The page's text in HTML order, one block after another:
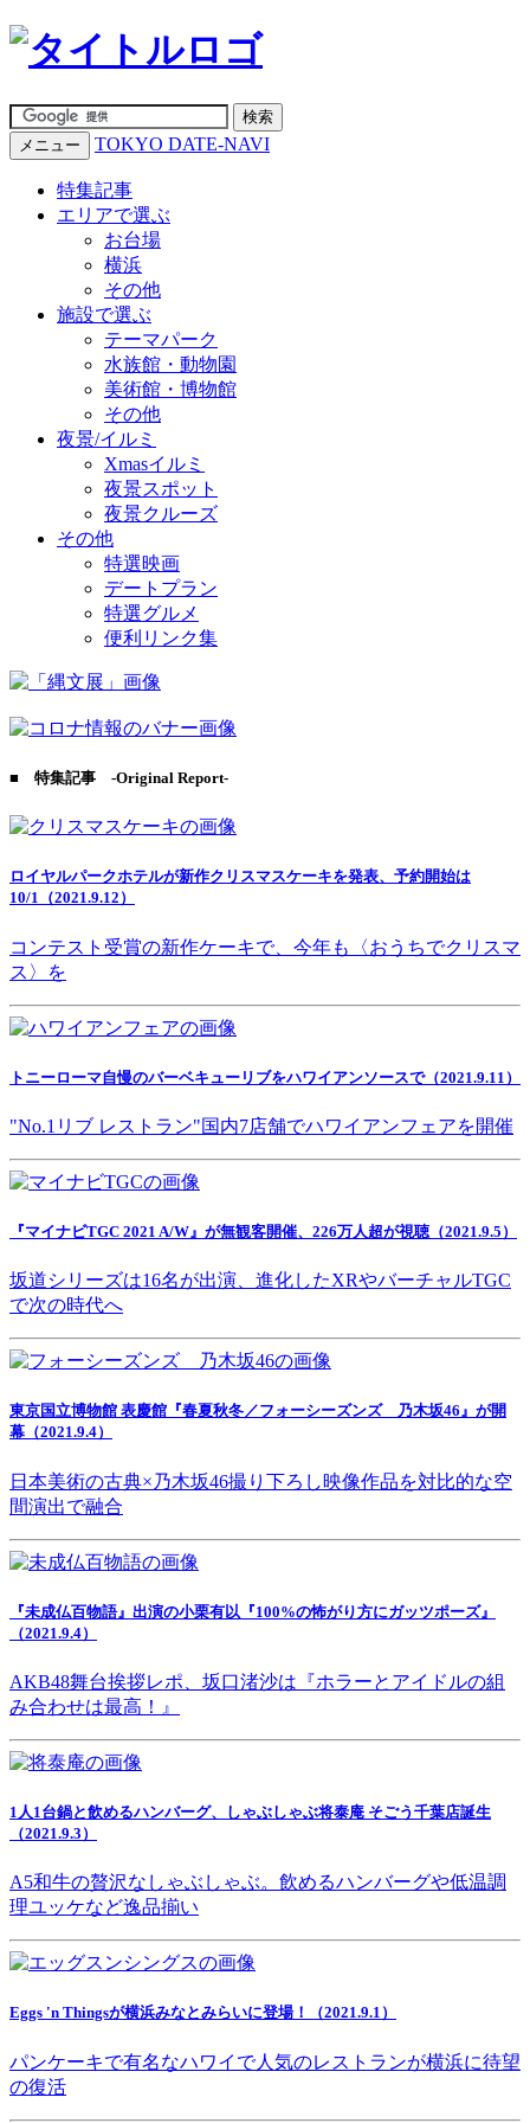
メニュー TOKYO DATE-NAVI
特集記事
エリアで選ぶ
お台場
横浜
その他
施設で選ぶ
テーマパーク
水族館・動物園
美術館・博物館
その他
夜景/イルミ
Xmasイルミ
夜景スポット
夜景クルーズ
その他
特選映画
デートプラン
特選グルメ
便利リンク集
■ 特集記事 -Original Report-
ロイヤルパークホテルが新作クリスマスケーキを発表、予約開始は
10/1（2021.9.12）
コンテスト受賞の新作ケーキで、今年も〈おうちでクリスマ
ス〉を
トニーローマ自慢のバーベキューリブをハワイアンソースで（2021.9.11）
"No.1リブ レストラン"国内7店舗でハワイアンフェアを開催
『マイナビTGC 2021 A/W』が無観客開催、226万人超が視聴（2021.9.5）
坂道シリーズは16名が出演、進化したXRやバーチャルTGC
で次の時代へ
東京国立博物館 表慶館『春夏秋冬／フォーシーズンズ 乃木坂46』が開
幕（2021.9.4）
日本美術の古典×乃木坂46撮り下ろし映像作品を対比的な空
間演出で融合
『未成仏百物語』出演の小栗有以『100%の怖がり方にガッツポーズ』
（2021.9.4）
AKB48舞台挨拶レポ、坂口渚沙は『ホラーとアイドルの組
み合わせは最高！』
1人1台鍋と飲めるハンバーグ、しゃぶしゃぶ将泰庵 そごう千葉店誕生
（2021.9.3）
A5和牛の贅沢なしゃぶしゃぶ。飲めるハンバーグや低温調
理ユッケなど逸品揃い
Eggs 'n Thingsが横浜みなとみらいに登場！（2021.9.1）
パンケーキで有名なハワイで人気のレストランが横浜に待望
の復活